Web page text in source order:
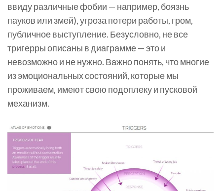
ввиду различные фобии — например, боязнь
пауков или змей), угроза потери работы, гром,
публичное выступление. Безусловно, не все
тригерры описаны в диаграмме — это и
невозможно и не нужно. Важно понять, что многие
из эмоциональных состояний, которые мы
проживаем, имеют свою подоплеку и пусковой
механизм.